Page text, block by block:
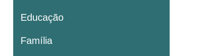
Educação
Família